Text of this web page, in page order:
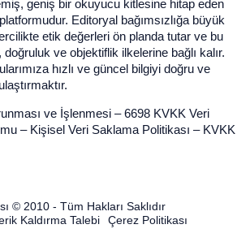
geniş bir okuyucu kitlesine hitap eden
Editoryal bağımsızlığa büyük
etik değerleri ön planda tutar ve bu
ve objektiflik ilkelerine bağlı kalır.
hızlı ve güncel bilgiyi doğru ve
ve İşlenmesi –6698 KVKK Veri
– Kişisel Veri Saklama Politikası – KVKK
© 2010 - Tüm Hakları Saklıdır
Kaldırma Talebi
Çerez Politikası